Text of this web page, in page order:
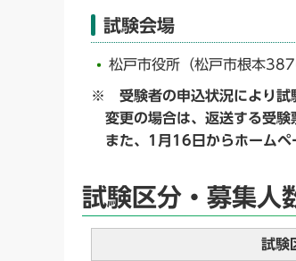
試験会場
松戸市役所（松戸市根本387
※ 受験者の申込状況により試
変更の場合は、返送する受験
また、1月16日からホームペ
試験区分・募集人
試験